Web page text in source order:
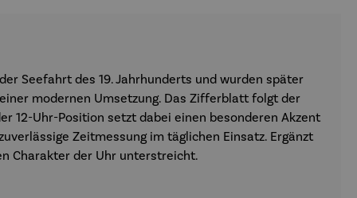
Seefahrt des 19. Jahrhunderts und wurden später
modernen Umsetzung. Das Zifferblatt folgt der
12-Uhr-Position setzt dabei einen besonderen Akzent
Zeitmessung im täglichen Einsatz. Ergänzt
Charakter der Uhr unterstreicht.